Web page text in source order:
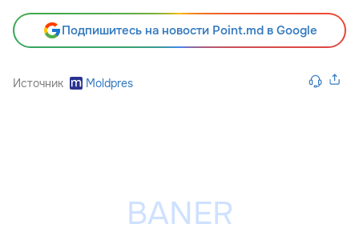
Подпишитесь на новости Point.md в Google
Источник Moldpres